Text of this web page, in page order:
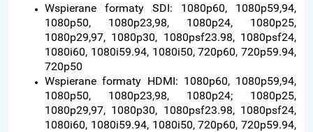
Wspierane formaty SDI: 1080p60, 1080p59,94,
1080p50, 1080p23,98, 1080p24, 1080p25,
1080p29,97, 1080p30, 1080psf23.98, 1080psf24,
1080i60, 1080i59.94, 1080i50, 720p60, 720p59.94,
720p50
Wspierane formaty HDMI: 1080p60, 1080p59,94,
1080p50, 1080p23,98, 1080p24; 1080p25,
1080p29,97, 1080p30, 1080psf23.98, 1080psf24,
1080i60, 1080i59.94, 1080i50, 720p60, 720p59.94,